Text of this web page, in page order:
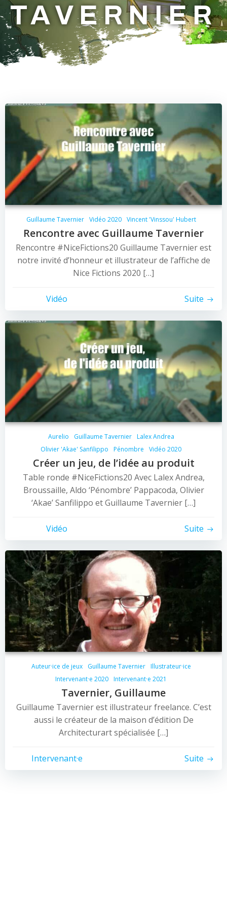
TAVERNIER
Guillaume Tavernier Vidéo 2020 Vincent 'Vinssou' Hubert
Rencontre avec Guillaume Tavernier
Rencontre #NiceFictions20 Guillaume Tavernier est
notre invité d’honneur et illustrateur de l’affiche de
Nice Fictions 2020 […]
Vidéo Suite
Aurelio Guillaume Tavernier
Lalex Andrea
Olivier 'Akae' Sanfilippo
Pénombre Vidéo 2020
Créer un jeu, de l’idée au produit
Table ronde #NiceFictions20 Avec Lalex Andrea,
Broussaille, Aldo ‘Pénombre’ Pappacoda, Olivier
‘Akae’ Sanfilippo et Guillaume Tavernier […]
Vidéo Suite
Auteur·ice de jeux Guillaume Tavernier
Illustrateur·ice
Intervenant·e 2020 Intervenant·e 2021
Tavernier, Guillaume
Guillaume Tavernier est illustrateur freelance. C’est
aussi le créateur de la maison d’édition De
Architecturart spécialisée […]
Intervenant·e Suite